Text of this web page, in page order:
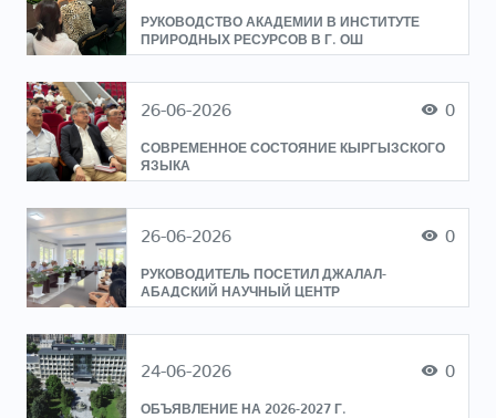
РУКОВОДСТВО АКАДЕМИИ В ИНСТИТУТЕ
ПРИРОДНЫХ РЕСУРСОВ В Г. ОШ
26-06-2026 0
СОВРЕМЕННОЕ СОСТОЯНИЕ КЫРГЫЗСКОГО
ЯЗЫКА
26-06-2026 0
РУКОВОДИТЕЛЬ ПОСЕТИЛ ДЖАЛАЛ-
АБАДСКИЙ НАУЧНЫЙ ЦЕНТР
24-06-2026 0
ОБЪЯВЛЕНИЕ НА 2026-2027 Г.